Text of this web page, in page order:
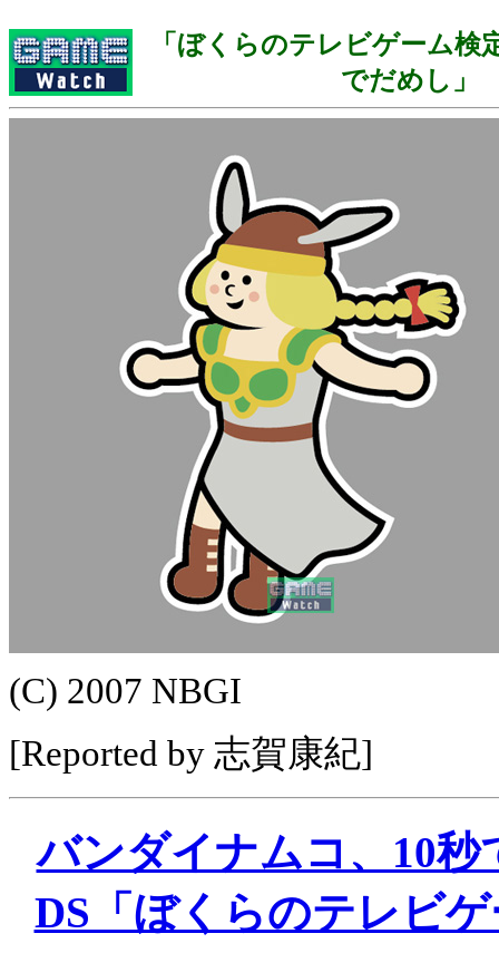
「ぼくらのテレビゲーム検
でだめし」
(C) 2007 NBGI
[Reported by 志賀康紀]
バンダイナムコ、10
DS「ぼくらのテレビ